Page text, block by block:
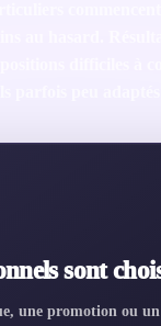
sont
une promotion ou